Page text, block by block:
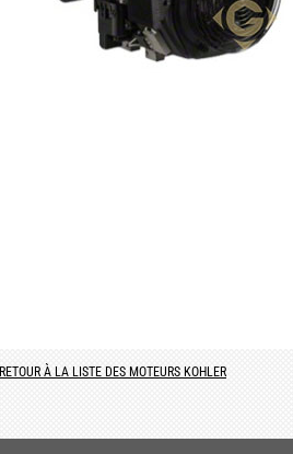
RETOUR À LA LISTE DES MOTEURS KOHLER